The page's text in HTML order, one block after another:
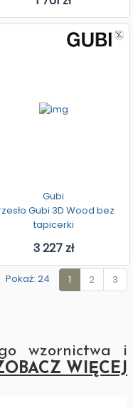
Gubi
Gubi 3D Wood bez
tapicerki
3 227 zł
Pokaż: 24 1 2 3
wzornictwa i
WIĘCEJ